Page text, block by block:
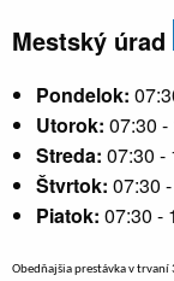
Mestský úrad
Pondelok:
Utorok: 07:30 -
Streda: 07:30 -
Štvrtok: 07:30
Piatok: 07:30 -
Obedňajšia prestávka v